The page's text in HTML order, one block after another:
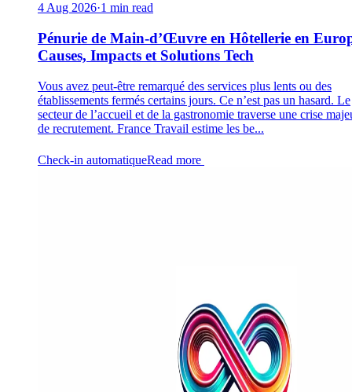
4 Aug 2026·1 min read
Pénurie de Main-d’Œuvre en Hôtellerie en
Causes, Impacts et Solutions Tech
Vous avez peut-être remarqué des services plus lents ou des
établissements fermés certains jours. Ce n’est pas un hasard. Le
secteur de l’accueil et de la gastronomie traverse une crise
de recrutement. France Travail estime les be...
Check-in automatiqueRead more